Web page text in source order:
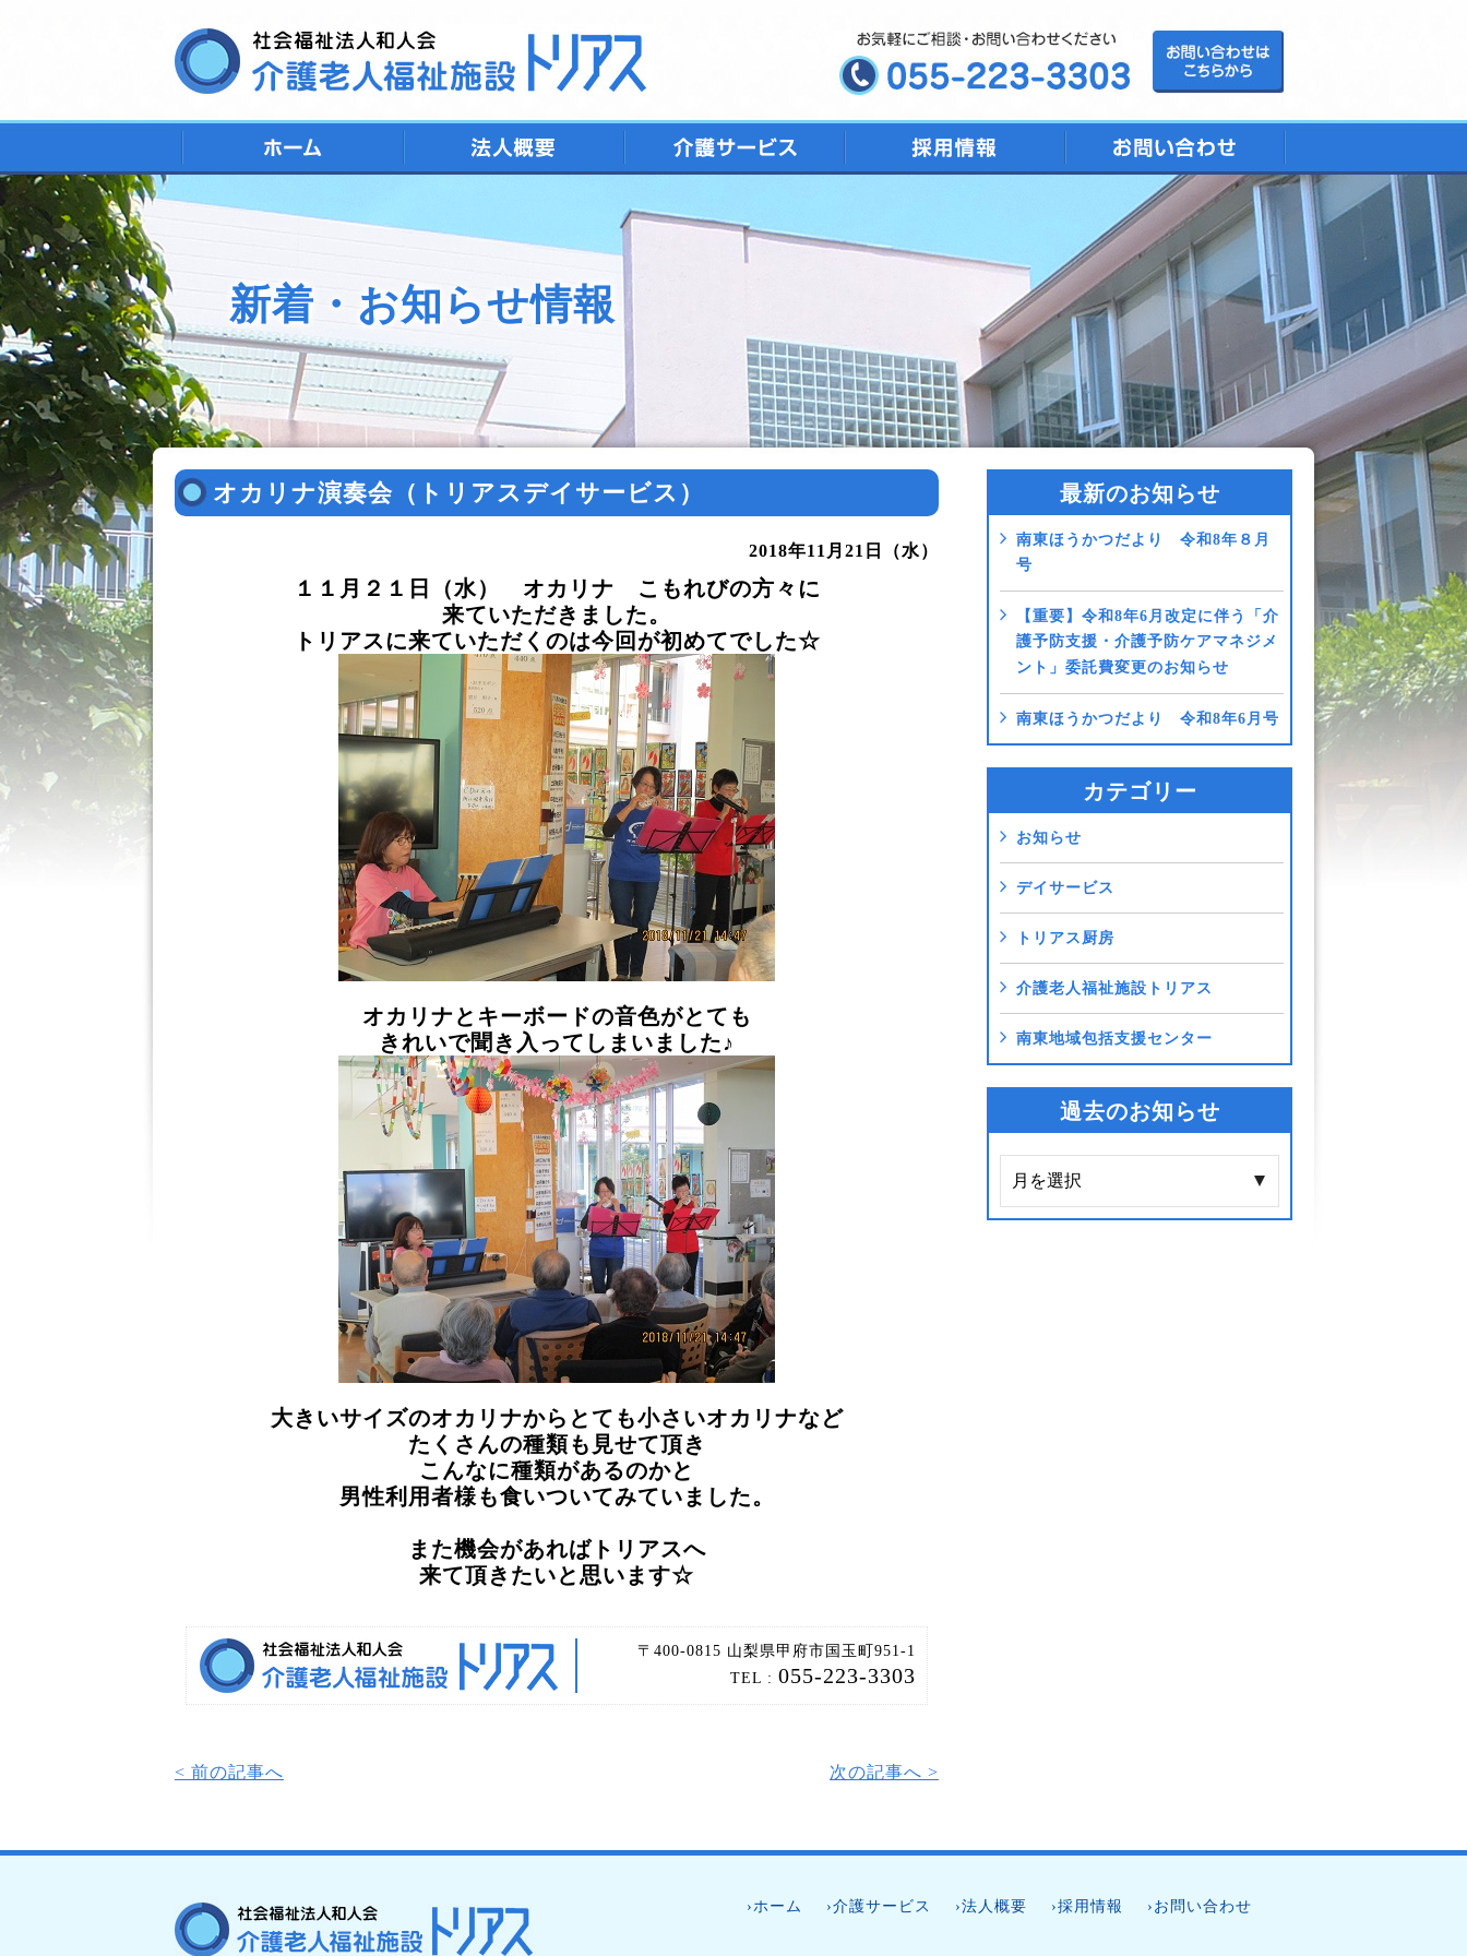
新着・お知らせ情報
オカリナ演奏会（トリアスデイサービス）
2018年11月21日（水）
１１月２１日（水） オカリナ こもれびの方々に
来ていただきました。
トリアスに来ていただくのは今回が初めてでした☆
オカリナとキーボードの音色がとても
きれいで聞き入ってしまいました♪
大きいサイズのオカリナからとても小さいオカリナなど
たくさんの種類も見せて頂き
こんなに種類があるのかと
男性利用者様も食いついてみていました。
また機会があればトリアスへ
来て頂きたいと思います☆
〒400-0815 山梨県甲府市国玉町951-1
TEL : 055-223-3303
< 前の記事へ 次の記事へ >
最新のお知らせ
南東ほうかつだより 令和8年８月
号
【重要】令和8年6月改定に伴う「介
護予防支援・介護予防ケアマネジメ
ント」委託費変更のお知らせ
南東ほうかつだより 令和8年6月号
カテゴリー
お知らせ
デイサービス
トリアス厨房
介護老人福祉施設トリアス
南東地域包括支援センター
過去のお知らせ
›ホーム ›介護サービス ›法人概要 ›採用情報 ›お問い合わせ